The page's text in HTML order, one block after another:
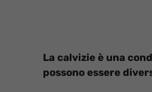
La calvizie è una
possono essere